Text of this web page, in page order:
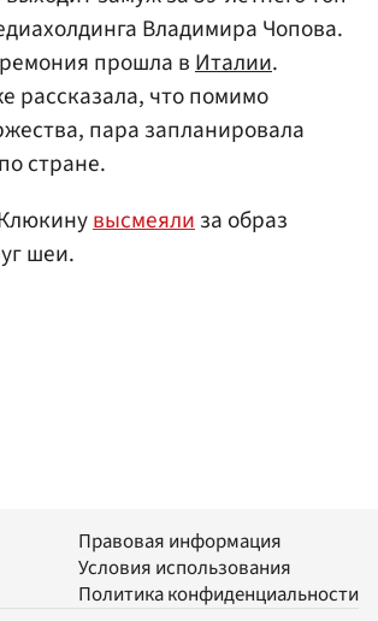
Владимира Чопова.
прошла вИталии.
рассказала, что помимо
пара запланировала
стране.
высмеялиза образ
шеи.
Правовая информация
Условия использования
Политика конфиденциальности